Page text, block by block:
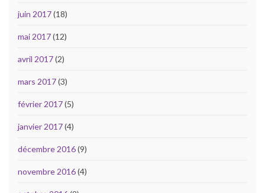
juin 2017(18)
mai 2017(12)
avril 2017(2)
mars 2017(3)
février 2017(5)
janvier 2017(4)
décembre 2016(9)
novembre 2016(4)